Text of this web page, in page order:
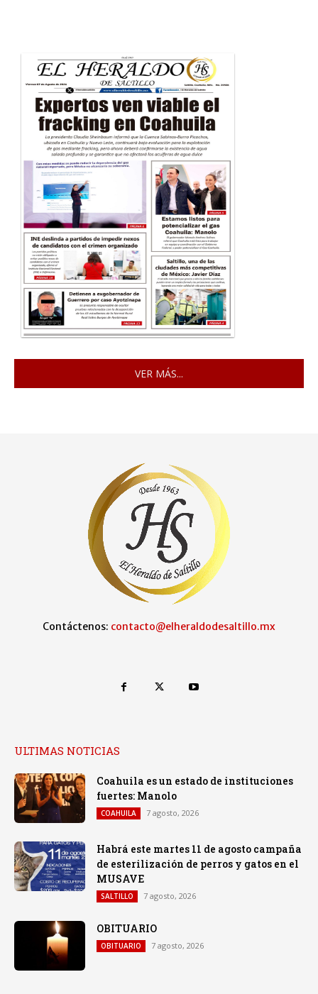
VER MÁS...
Contáctenos: contacto@elheraldodesaltillo.mx
ULTIMAS NOTICIAS
Coahuila es un estado de instituciones
fuertes: Manolo
COAHUILA 7 agosto, 2026
Habrá este martes 11 de agosto campaña
de esterilización de perros y gatos en el
MUSAVE
SALTILLO 7 agosto, 2026
OBITUARIO
OBITUARIO 7 agosto, 2026